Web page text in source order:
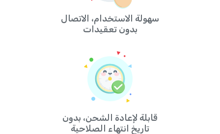
سهولة الاستخدام، الاتصال
بدون تعقيدات
قابلة لإعادة الشحن، بدون
تاريخ انتهاء الصلاحية